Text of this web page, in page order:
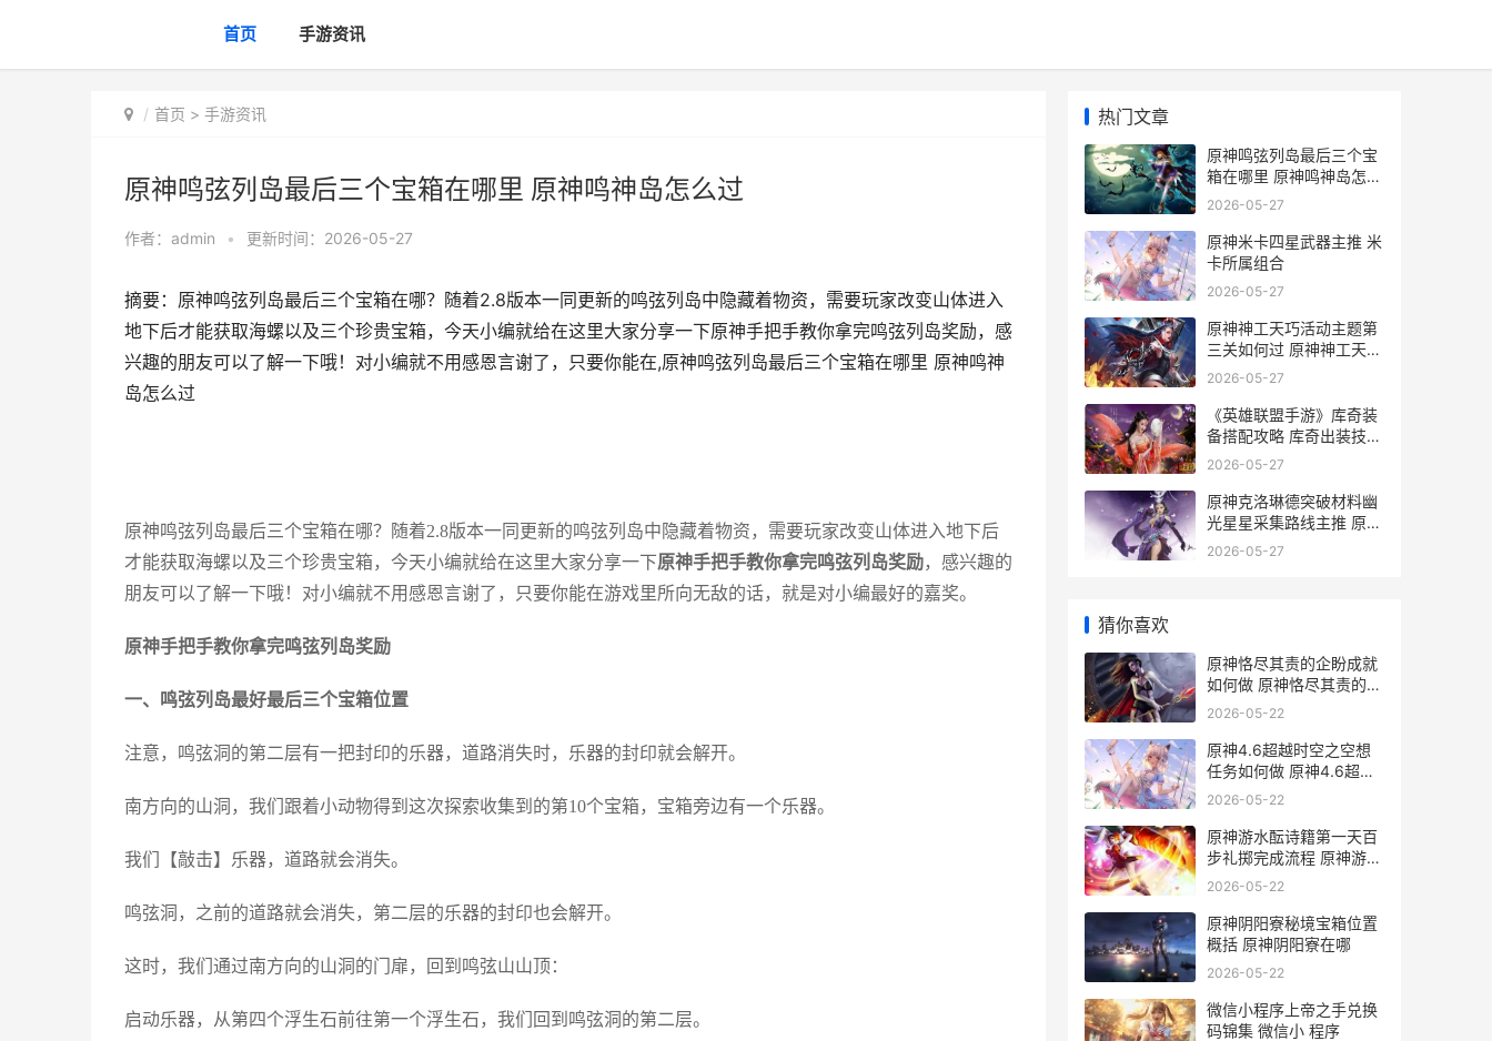
首页 手游资讯
首页 > 手游资讯
原神鸣弦列岛最后三个宝箱在哪里 原神鸣神岛怎么过
作者： admin • 更新时间：2026-05-27
摘要：原神鸣弦列岛最后三个宝箱在哪？随着2.8版本一同更新的鸣弦列岛中隐藏着物资，需要玩家改变山体进入
地下后才能获取海螺以及三个珍贵宝箱，今天小编就给在这里大家分享一下原神手把手教你拿完鸣弦列岛奖励，感
兴趣的朋友可以了解一下哦！对小编就不用感恩言谢了，只要你能在,原神鸣弦列岛最后三个宝箱在哪里 原神鸣神
岛怎么过
原神鸣弦列岛最后三个宝箱在哪？随着2.8版本一同更新的鸣弦列岛中隐藏着物资，需要玩家改变山体进入地下后
才能获取海螺以及三个珍贵宝箱，今天小编就给在这里大家分享一下原神手把手教你拿完鸣弦列岛奖励，感兴趣的
朋友可以了解一下哦！对小编就不用感恩言谢了，只要你能在游戏里所向无敌的话，就是对小编最好的嘉奖。
原神手把手教你拿完鸣弦列岛奖励
一、鸣弦列岛最好最后三个宝箱位置
注意，鸣弦洞的第二层有一把封印的乐器，道路消失时，乐器的封印就会解开。
南方向的山洞，我们跟着小动物得到这次探索收集到的第10个宝箱，宝箱旁边有一个乐器。
我们【敲击】乐器，道路就会消失。
鸣弦洞，之前的道路就会消失，第二层的乐器的封印也会解开。
这时，我们通过南方向的山洞的门扉，回到鸣弦山山顶：
启动乐器，从第四个浮生石前往第一个浮生石，我们回到鸣弦洞的第二层。
热门文章
原神鸣弦列岛最后三个宝
箱在哪里 原神鸣神岛怎么
过
2026-05-27
原神米卡四星武器主推 米
卡所属组合
2026-05-27
原神神工天巧活动主题第
三关如何过 原神神工天巧
活动攻略
2026-05-27
《英雄联盟手游》库奇装
备搭配攻略 库奇出装技巧
攻略
2026-05-27
原神克洛琳德突破材料幽
光星星采集路线主推 原神
克洛琳德突破加多少暴击
2026-05-27
猜你喜欢
原神恪尽其责的企盼成就
如何做 原神恪尽其责的句
子
2026-05-22
原神4.6超越时空之空想
任务如何做 原神4.6超越
时空之空想
2026-05-22
原神游水酝诗籍第一天百
步礼掷完成流程 原神游水
酝诗籍壁纸
2026-05-22
原神阴阳寮秘境宝箱位置
概括 原神阴阳寮在哪
2026-05-22
微信小程序上帝之手兑换
码锦集 微信小 程序